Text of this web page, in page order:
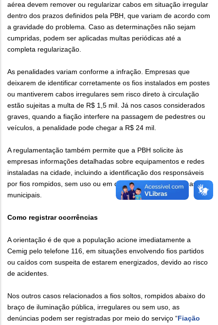
aérea devem remover ou regularizar cabos em situação irregular
dentro dos prazos definidos pela PBH, que variam de acordo com
a gravidade do problema. Caso as determinações não sejam
cumpridas, podem ser aplicadas multas periódicas até a
completa regularização.
As penalidades variam conforme a infração. Empresas que
deixarem de identificar corretamente os fios instalados em postes
ou mantiverem cabos irregulares sem risco direto à circulação
estão sujeitas a multa de R$ 1,5 mil. Já nos casos considerados
graves, quando a fiação interfere na passagem de pedestres ou
veículos, a penalidade pode chegar a R$ 24 mil.
A regulamentação também permite que a PBH solicite às
empresas informações detalhadas sobre equipamentos e redes
instaladas na cidade, incluindo a identificação dos responsáveis
por fios rompidos, sem uso ou em desacordo com as normas
municipais.
Como registrar ocorrências
A orientação é de que a população acione imediatamente a
Cemig pelo telefone 116, em situações envolvendo fios partidos
ou caídos com suspeita de estarem energizados, devido ao risco
de acidentes.
Nos outros casos relacionados a fios soltos, rompidos abaixo do
braço de iluminação pública, irregulares ou sem uso, as
denúncias podem ser registradas por meio do serviço “Fiação